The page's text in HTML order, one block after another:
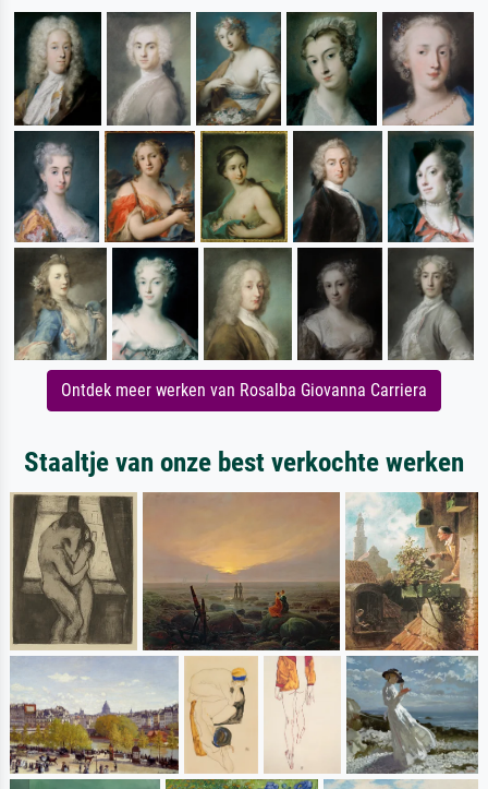
Ontdek meer werken van Rosalba Giovanna Carriera
Staaltje van onze best verkochte werken